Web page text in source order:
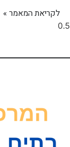
לקריאת המאמר »